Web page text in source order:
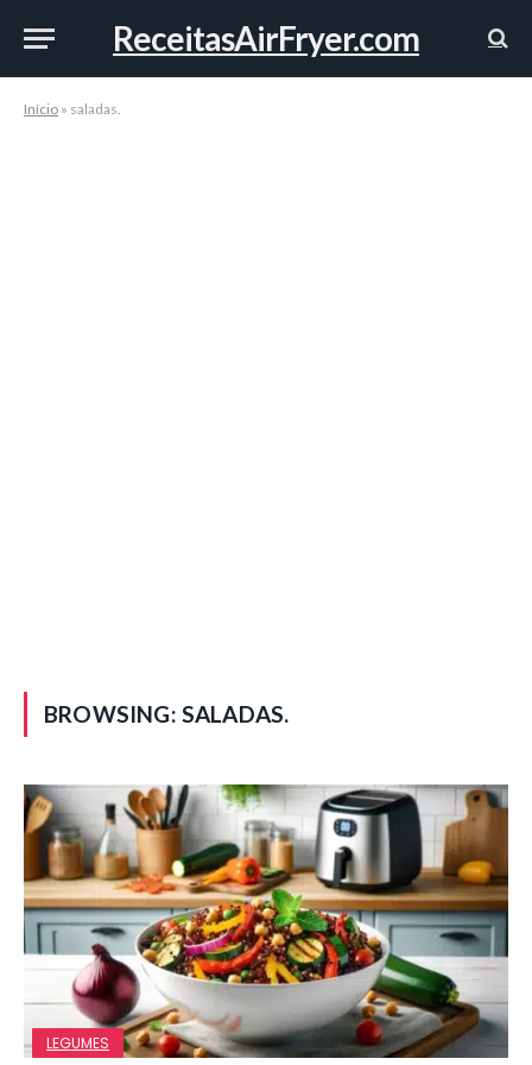
ReceitasAirFryer.com
Início » saladas.
BROWSING: SALADAS.
LEGUMES